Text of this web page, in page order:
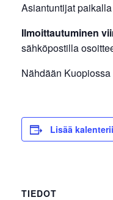
Asiantuntijat
Ilmoittautuminen
sähköpostilla
Nähdään Kuopiossa
Lisää
TIEDOT